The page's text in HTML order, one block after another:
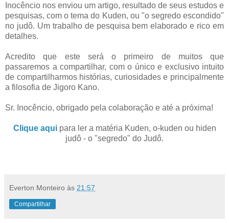
Inocêncio nos enviou um artigo, resultado de seus estudos e
pesquisas, com o tema do Kuden, ou "o segredo escondido"
no judô. Um trabalho de pesquisa bem elaborado e rico em
detalhes.
Acredito que este será o primeiro de muitos que
passaremos a compartilhar, com o único e exclusivo intuito
de compartilharmos histórias, curiosidades e principalmente
a filosofia de Jigoro Kano.
Sr. Inocêncio, obrigado pela colaboração e até a próxima!
Clique aquipara ler a matéria Kuden, o-kuden ou hiden
judô - o "segredo" do Judô.
Everton Monteiro às 21:57
Compartilhar